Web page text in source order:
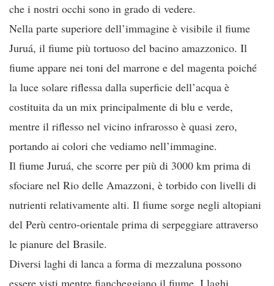
che i nostri occhi sono in grado di vedere.
Nella parte superiore dell’immagine è visibile il fiume
Juruá, il fiume più tortuoso del bacino amazzonico. Il
fiume appare nei toni del marrone e del magenta poiché
la luce solare riflessa dalla superficie dell’acqua è
costituita da un mix principalmente di blu e verde,
mentre il riflesso nel vicino infrarosso è quasi zero,
portando ai colori che vediamo nell’immagine.
Il fiume Juruá, che scorre per più di 3000 km prima di
sfociare nel Rio delle Amazzoni, è torbido con livelli di
nutrienti relativamente alti. Il fiume sorge negli altopiani
del Perù centro-orientale prima di serpeggiare attraverso
le pianure del Brasile.
Diversi laghi di lanca a forma di mezzaluna possono
essere visti mentre fiancheggiano il fiume. I laghi